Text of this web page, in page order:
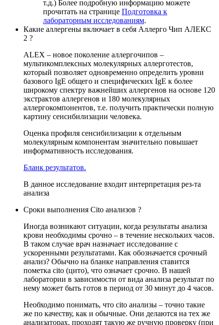
т.д.) Более подробную информацию можете
прочитать на странице Подготовка к
лабораторным исследованиям.
Какие аллергены включает в себя Аллерго Чип АЛЕКС
2 ?
ALEX – новое поколение аллергочипов –
мультикомплексных молекулярных аллерготестов,
который позволяет одновременно определить уровни
базового IgE общего и специфических IgE к более
широкому спектру важнейших аллергенов на основе 120
экстрактов аллергенов и 180 молекулярных
аллергокомпонентов, т.е. получить практически полную
картину сенсибилизации человека.
Оценка профиля сенсибилизации к отдельным
молекулярным компонентам значительно повышает
информативность исследования.
Бланк результатов.
В данное исследование входит интерпретация рез-та
анализа
Сроки выполнения Cito анализов ?
Иногда возникают ситуации, когда результаты анализа
крови необходимы срочно – в течение нескольких часов.
В таком случае врач назначает исследование с
ускоренными результатами. Как обозначается срочный
анализ? Обычно на бланке направления ставится
пометка cito (цито), что означает срочно. В нашей
лаборатории в зависимости от вида анализа результат по
нему может быть готов в период от 30 минут до 4 часов.
Необходимо понимать, что cito анализы – точно такие
же по качеству, как и обычные. Они делаются на тех же
анализаторах, проходят такую же ручную проверку (при